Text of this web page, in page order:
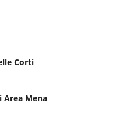
Corti
Area Mena